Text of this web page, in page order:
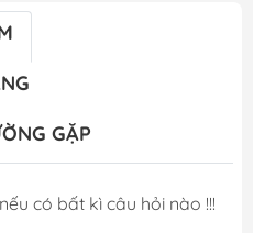
GẶP
có bất kì câu hỏi nào !!!